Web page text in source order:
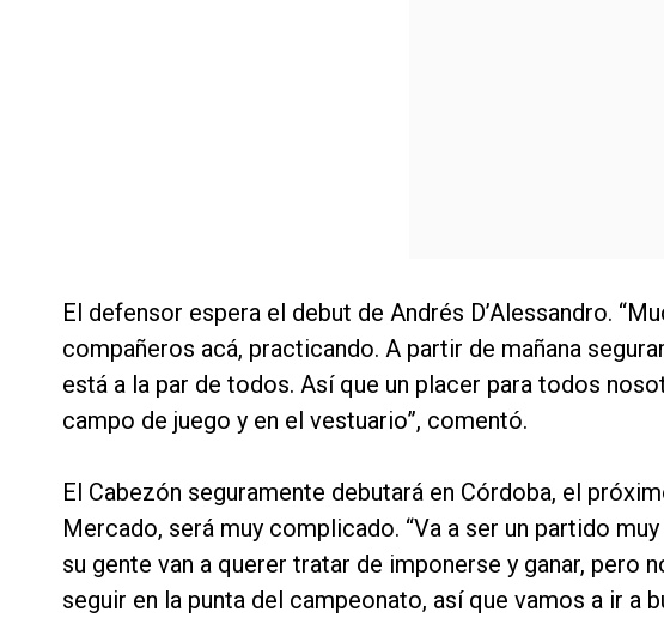
El defensor espera el debut de Andrés D’Alessandro.
compañeros acá, practicando. A partir de mañana
está a la par de todos. Así que un placer para todos
campo de juego y en el vestuario”, comentó.
El Cabezón seguramente debutará en Córdoba, el
Mercado, será muy complicado. “Va a ser un partido
su gente van a querer tratar de imponerse y ganar, pero
seguir en la punta del campeonato, así que vamos a ir a